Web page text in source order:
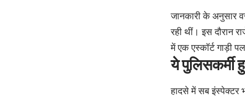
जानकारी के अनुसार
रही थीं। इस दौरान
में एक एस्कॉर्ट गाड़ी
ये पुलिसकर्मी
हादसे में सब इंस्पेक्टर